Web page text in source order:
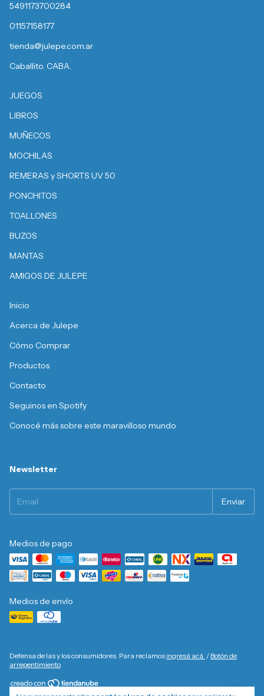
5491173700284
01157158177
tienda@julepe.com.ar
Caballito. CABA.
JUEGOS
LIBROS
MUÑECOS
MOCHILAS
REMERAS y SHORTS UV 50
PONCHITOS
TOALLONES
BUZOS
MANTAS
AMIGOS DE JULEPE
Inicio
Acerca de Julepe
Cómo Comprar
Productos
Contacto
Seguinos en Spotify
Conocé más sobre este maravilloso mundo
Newsletter
Medios de pago
Medios de envío
Defensa de las y los consumidores. Para reclamos ingresá acá. / Botón de
arrepentimiento